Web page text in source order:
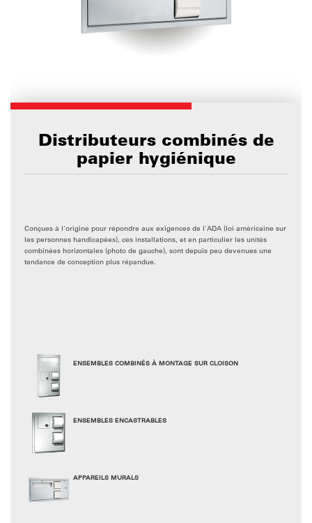
Distributeurs combinés de
papier hygiénique
Conçues à l'origine pour répondre aux exigences de l'ADA (loi américaine sur
les personnes handicapées), ces installations, et en particulier les unités
combinées horizontales (photo de gauche), sont depuis peu devenues une
tendance de conception plus répandue.
ENSEMBLES COMBINÉS À MONTAGE SUR CLOISON
ENSEMBLES ENCASTRABLES
APPAREILS MURALS